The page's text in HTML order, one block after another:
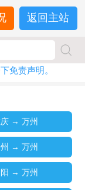
返回主站
免责声明。
→ 万州
→ 万州
→ 万州